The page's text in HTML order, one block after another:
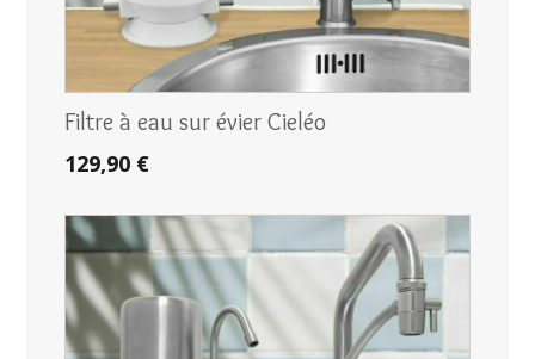
Filtre à eau sur évier Cieléo
129,90 €